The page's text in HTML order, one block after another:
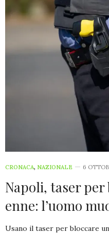
CRONACA, NAZIONALE 6
Napoli, taser per
enne: l’uomo
Usano il taser per bloccare